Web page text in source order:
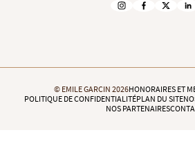
© EMILE GARCIN 2026HONORAIRES ET
POLITIQUE DE CONFIDENTIALITÉPLAN DU SITE
NOS PARTENAIRES